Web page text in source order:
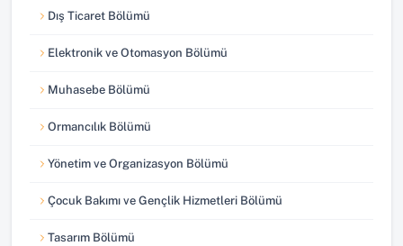
Dış Ticaret Bölümü
Elektronik ve Otomasyon Bölümü
Muhasebe Bölümü
Ormancılık Bölümü
Yönetim ve Organizasyon Bölümü
Çocuk Bakımı ve Gençlik Hizmetleri Bölümü
Tasarım Bölümü